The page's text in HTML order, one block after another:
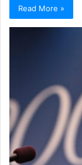
Read More »